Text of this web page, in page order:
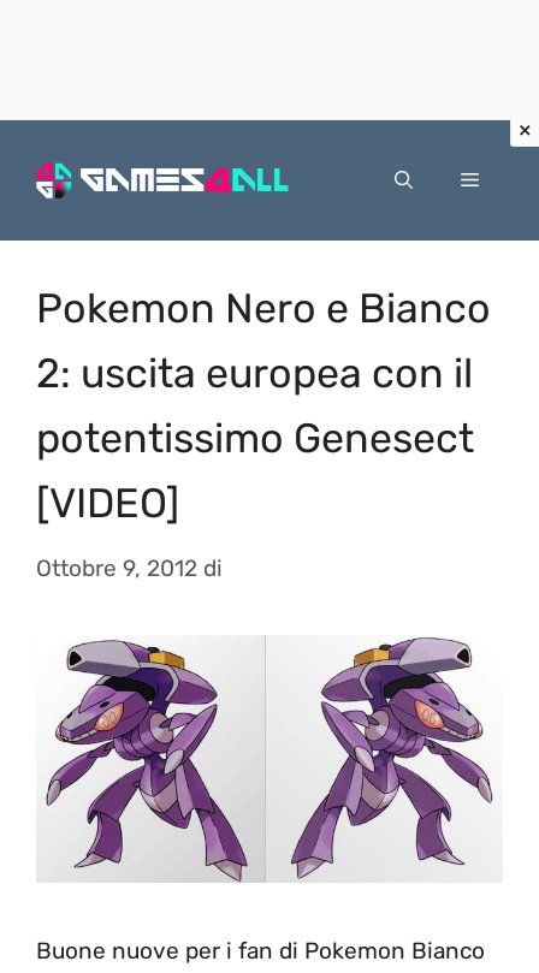
Menu
Pokemon Nero e Bianco
2: uscita europea con il
potentissimo Genesect
[VIDEO]
Ottobre 9, 2012 di
Buone nuove per i fan di Pokemon Bianco